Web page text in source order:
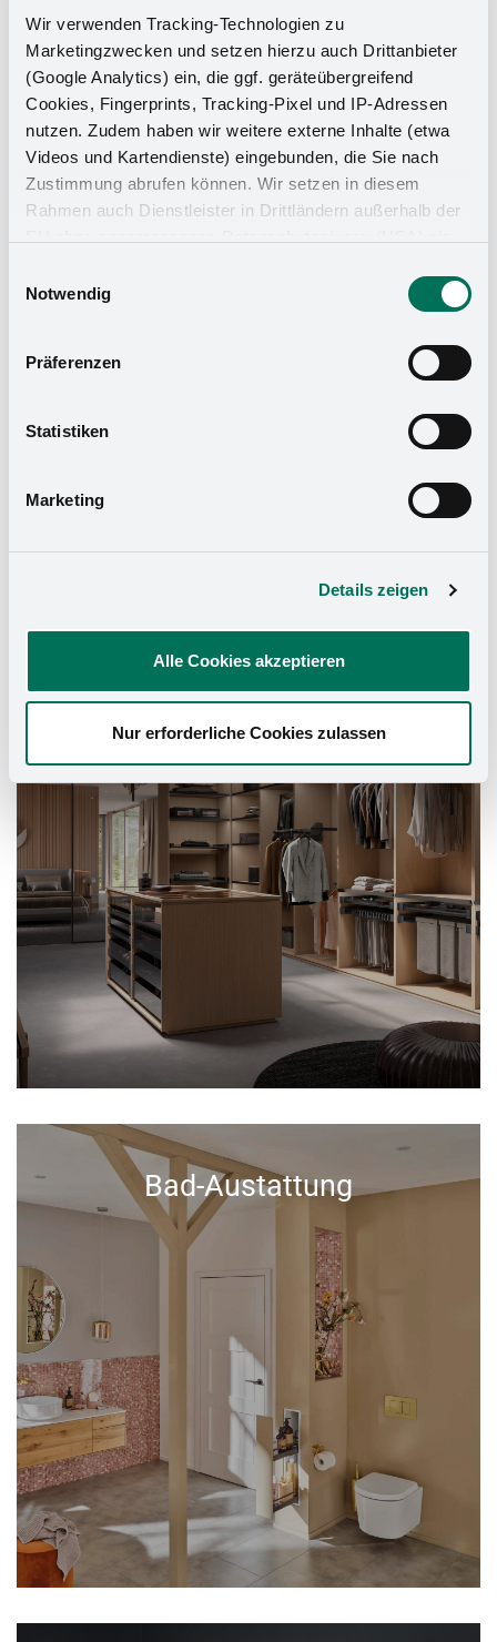
Wir verwenden Tracking-Technologien zu
Marketingzwecken und setzen hierzu auch Drittanbieter
(Google Analytics) ein, die ggf. geräteübergreifend
Cookies, Fingerprints, Tracking-Pixel und IP-Adressen
nutzen. Zudem haben wir weitere externe Inhalte (etwa
Videos und Kartendienste) eingebunden, die Sie nach
Zustimmung abrufen können. Wir setzen in diesem
Rahmen auch Dienstleister in Drittländern außerhalb der
zu Sicherheits- und Überwachungszwecken zugreifen,
Rechtsmittel einlegen können. Mit Ihrer Einstellung
willigen Sie in die oben beschriebenen Vorgänge ein. Sie
widerrufen. Mehr Informationen finden Sie in unserer
Impressum.
Notwendig
Präferenzen
Statistiken
Marketing
Details zeigen
Alle Cookies akzeptieren
Nur erforderliche Cookies zulassen
Küchen-Organizer
Schrank-Ausstattung
Bad-Austattung